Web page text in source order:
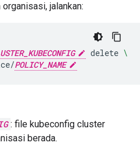
jalankan:
delete \
POLICY_NAME
: file kubeconfig cluster
berada.